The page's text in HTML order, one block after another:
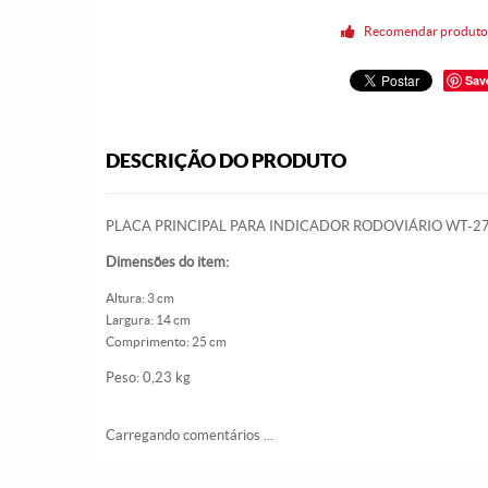
Recomendar produto
DESCRIÇÃO DO PRODUTO
PLACA PRINCIPAL PARA INDICADOR RODOVIÁRIO WT-
Dimensões do item:
Altura: 3 cm
Largura: 14 cm
Comprimento: 25 cm
Peso: 0,23 kg
Carregando comentários ...